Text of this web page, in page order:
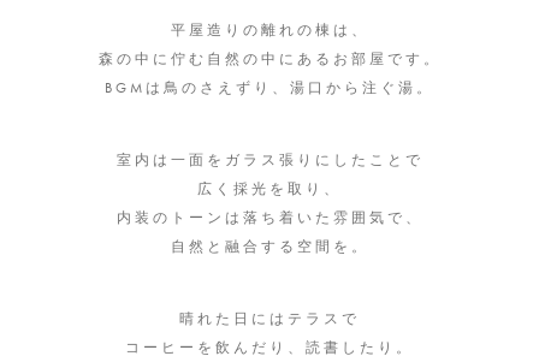
平屋造りの離れの棟は、
森の中に佇む自然の中にあるお部屋です。
BGMは鳥のさえずり、湯口から注ぐ湯。
室内は一面をガラス張りにしたことで
広く採光を取り、
内装のトーンは落ち着いた雰囲気で、
自然と融合する空間を。
晴れた日にはテラスで
コーヒーを飲んだり、読書したり。